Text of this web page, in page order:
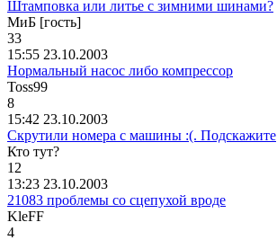
Штамповка или литье с зимними шинами?
МиБ [гость]
33
15:55 23.10.2003
Нормальный насос либо компрессор
Toss99
8
15:42 23.10.2003
Скрутили номера с машины :(. Подскажите
Кто тут?
12
13:23 23.10.2003
21083 проблемы со сцепухой вроде
KleFF
4